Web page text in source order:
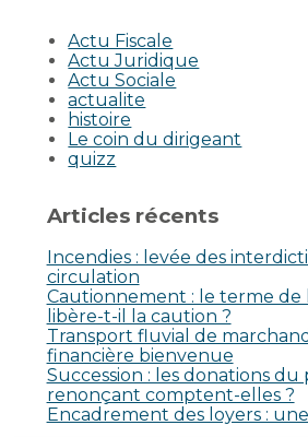
Actu Fiscale
Actu Juridique
Actu Sociale
actualite
histoire
Le coin du dirigeant
quizz
Articles récents
Incendies : levée des
circulation
Cautionnement : le terme de
libère-t-il la caution ?
Transport fluvial de
financière bienvenue
Succession : les donations du
renonçant comptent-elles ?
Encadrement des loyers :